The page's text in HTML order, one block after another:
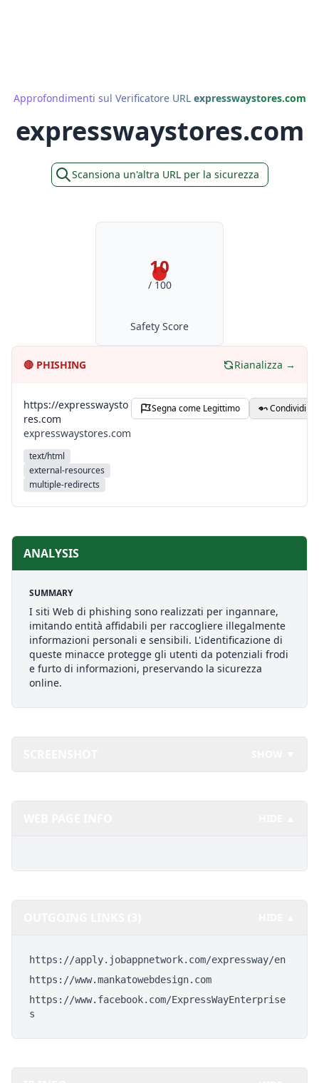
Approfondimenti sul Verificatore URL expresswaystores.com
expresswaystores.com
Scansiona un'altra URL per la sicurezza
10
/ 100
Safety Score
🔴 PHISHING Rianalizza →
https://expresswaysto
res.com
expresswaystores.com
text/html
external-resources
multiple-redirects
Segna come Legittimo Condividi
ANALYSIS
SUMMARY
I siti Web di phishing sono realizzati per ingannare,
imitando entità affidabili per raccogliere illegalmente
informazioni personali e sensibili. L'identificazione di
queste minacce protegge gli utenti da potenziali frodi
e furto di informazioni, preservando la sicurezza
online.
https://apply.jobappnetwork.com/expressway/en
https://www.mankatowebdesign.com
https://www.facebook.com/ExpressWayEnterprise
s